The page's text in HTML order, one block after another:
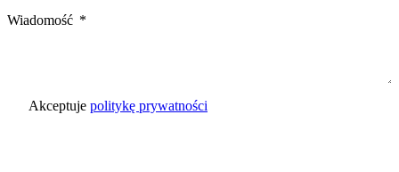
Wiadomość
Akceptuje politykę prywatności